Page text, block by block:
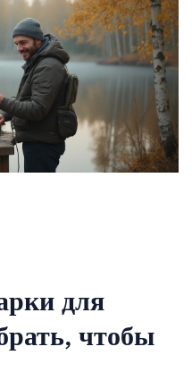
для
чтобы